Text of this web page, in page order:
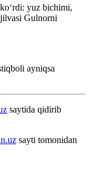
yuz bichimi,
Gulnorni
ayniqsa
saytida qidirib
sayti tomonidan